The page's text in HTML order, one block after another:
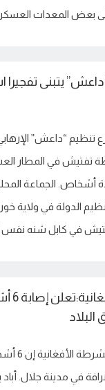
بعض المعدات
يتبنى
تنظيم “داعش”
تفتيش في المطار
أشخاص. الجماعة
الدولة في ولاية
في كابل شنه
في مدينة جلال. أباد